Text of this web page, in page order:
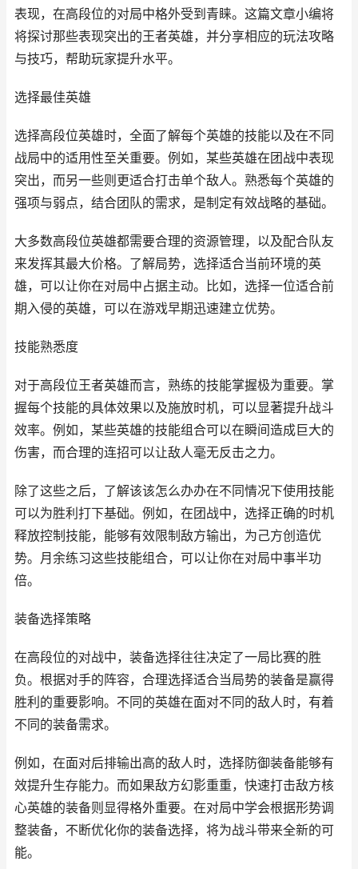
表现，在高段位的对局中格外受到青睐。这篇文章小编将
将探讨那些表现突出的王者英雄，并分享相应的玩法攻略
与技巧，帮助玩家提升水平。
选择最佳英雄
选择高段位英雄时，全面了解每个英雄的技能以及在不同
战局中的适用性至关重要。例如，某些英雄在团战中表现
突出，而另一些则更适合打击单个敌人。熟悉每个英雄的
强项与弱点，结合团队的需求，是制定有效战略的基础。
大多数高段位英雄都需要合理的资源管理，以及配合队友
来发挥其最大价格。了解局势，选择适合当前环境的英
雄，可以让你在对局中占据主动。比如，选择一位适合前
期入侵的英雄，可以在游戏早期迅速建立优势。
技能熟悉度
对于高段位王者英雄而言，熟练的技能掌握极为重要。掌
握每个技能的具体效果以及施放时机，可以显著提升战斗
效率。例如，某些英雄的技能组合可以在瞬间造成巨大的
伤害，而合理的连招可以让敌人毫无反击之力。
除了这些之后，了解该该怎么办办在不同情况下使用技能
可以为胜利打下基础。例如，在团战中，选择正确的时机
释放控制技能，能够有效限制敌方输出，为己方创造优
势。月余练习这些技能组合，可以让你在对局中事半功
倍。
装备选择策略
在高段位的对战中，装备选择往往决定了一局比赛的胜
负。根据对手的阵容，合理选择适合当局势的装备是赢得
胜利的重要影响。不同的英雄在面对不同的敌人时，有着
不同的装备需求。
例如，在面对后排输出高的敌人时，选择防御装备能够有
效提升生存能力。而如果敌方幻影重重，快速打击敌方核
心英雄的装备则显得格外重要。在对局中学会根据形势调
整装备，不断优化你的装备选择，将为战斗带来全新的可
能。